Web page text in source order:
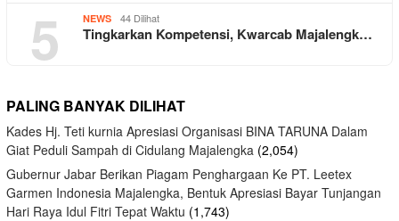
5 NEWS 44 Dilihat
Tingkarkan Kompetensi, Kwarcab Majalengk…
PALING BANYAK DILIHAT
Kades Hj. Teti kurnia Apresiasi Organisasi BINA TARUNA Dalam
Giat Peduli Sampah di Cidulang Majalengka (2,054)
Gubernur Jabar Berikan Piagam Penghargaan Ke PT. Leetex
Garmen Indonesia Majalengka, Bentuk Apresiasi Bayar Tunjangan
Hari Raya Idul Fitri Tepat Waktu (1,743)